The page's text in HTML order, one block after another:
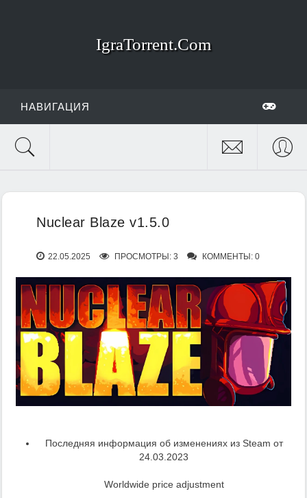
IgraTorrent.Com
НАВИГАЦИЯ
Nuclear Blaze v1.5.0
22.05.2025 ПРОСМОТРЫ: 3 КОММЕНТЫ: 0
Последняя информация об изменениях из Steam от
24.03.2023
Worldwide price adjustment